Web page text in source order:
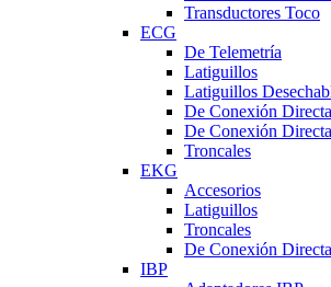
Transductores Toco
ECG
De Telemetría
Latiguillos
Latiguillos
De Conexión Directa
De Conexión
Troncales
EKG
Accesorios
Latiguillos
Troncales
De Conexión Directa
IBP